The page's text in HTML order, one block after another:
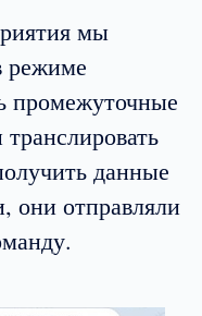
мы
режиме
промежуточные
данные
отправляли